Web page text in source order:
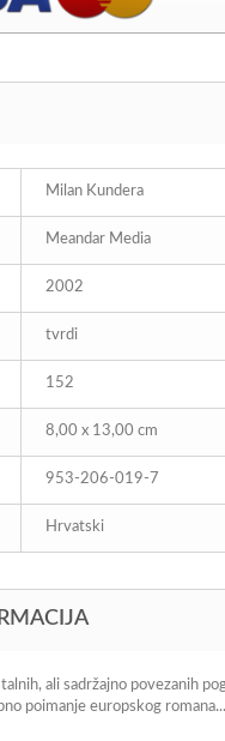
Milan Kundera
Meandar Media
2002
tvrdi
152
8,00 x 13,00 cm
953-206-019-7
Hrvatski
ali sadržajno povezanih
poimanje europskog romana...